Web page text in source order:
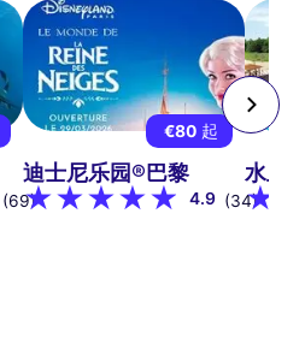
(69)
€80 起
迪士尼乐园®巴黎
4.9 (34)
水上